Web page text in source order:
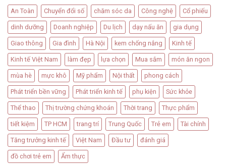
An Toàn Chuyển đổi số chăm sóc da Công nghệ Cổ phiếu
dinh dưỡng Doanh nghiệp Du lịch dạy nấu ăn gia dụng
Giao thông Gia đình Hà Nội kem chống nắng Kinh tế
Kinh tế Việt Nam làm đẹp lựa chọn Mua sắm món ăn ngon
mùa hè mực khô Mỹ phẩm Nội thất phong cách
Phát triển bền vững Phát triển kinh tế phụ kiện Sức khỏe
Thể thao Thị trường chứng khoán Thời trang Thực phẩm
tiết kiệm TP HCM trang trí Trung Quốc Trẻ em Tài chính
Tăng trưởng kinh tế Việt Nam Đầu tư đánh giá
đồ chơi trẻ em Ẩm thực